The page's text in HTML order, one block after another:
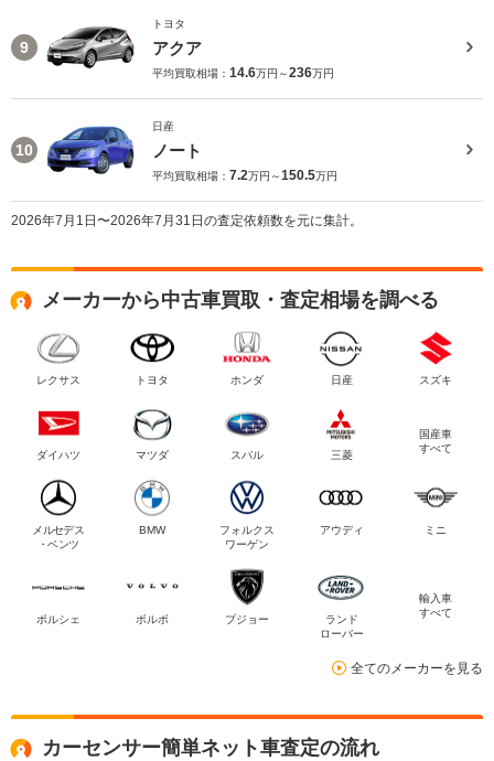
9
トヨタ
アクア
平均買取相場： 14.6万円～236万円
10
日産
ノート
平均買取相場： 7.2万円～150.5万円
2026年7月1日〜2026年7月31日の査定依頼数を元に集計。
メーカーから中古車買取・査定相場を調べる
レクサス トヨタ ホンダ 日産 スズキ
ダイハツ マツダ スバル 三菱
国産車
すべて
メルセデス
・ベンツ
BMW
フォルクス
ワーゲン
アウディ ミニ
ポルシェ ボルボ プジョー
ランド
ローバー
輸入車
すべて
全てのメーカーを見る
カーセンサー簡単ネット車査定の流れ